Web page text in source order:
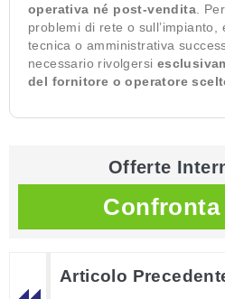
operativa né post-vendita .
problemi di rete o
tecnica o amministrativa
necessario rivolgersi
del fornitore o operatore
Offerte
Confronta
Articolo